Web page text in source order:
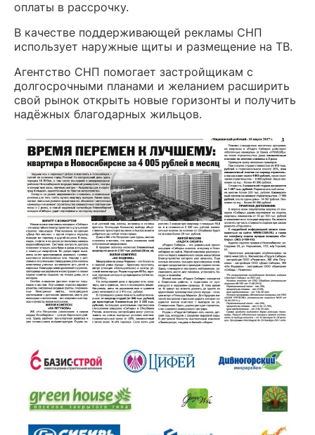
оплаты в рассрочку.
В качестве поддерживающей рекламы СНП
использует наружные щиты и размещение на ТВ.
Агентство СНП помогает застройщикам с
долгосрочными планами и желанием расширить
свой рынок открыть новые горизонты и получить
надёжных благодарных жильцов.